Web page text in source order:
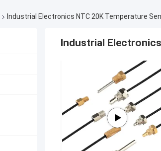
Industrial Electronics NTC 20K Temperature
Industrial